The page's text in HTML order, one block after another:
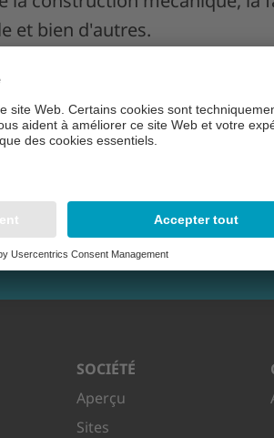
et bien d'autres.
SOCIÉTÉ
Aperçu
Sites